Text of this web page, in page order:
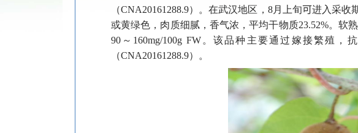
（CNA20161288.9）。在武汉地区， 8月上旬可进入采收
或黄绿色，肉质细腻，香气浓，平均干物质23.52%。软
90 ～ 160mg/100g FW。该品种主要通过嫁接繁殖，
（CNA20161288.9）。